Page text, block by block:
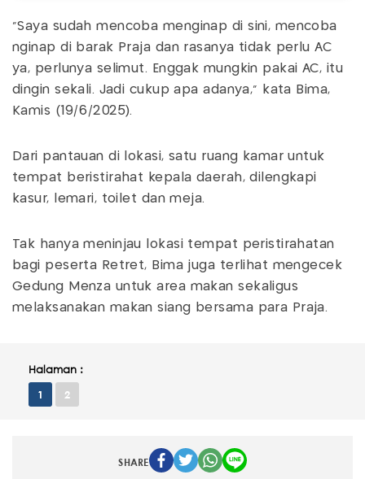
"Saya sudah mencoba menginap di sini, mencoba
nginap di barak Praja dan rasanya tidak perlu AC
ya, perlunya selimut. Enggak mungkin pakai AC, itu
dingin sekali. Jadi cukup apa adanya," kata Bima,
Kamis (19/6/2025).
Dari pantauan di lokasi, satu ruang kamar untuk
tempat beristirahat kepala daerah, dilengkapi
kasur, lemari, toilet dan meja.
Tak hanya meninjau lokasi tempat peristirahatan
bagi peserta Retret, Bima juga terlihat mengecek
Gedung Menza untuk area makan sekaligus
melaksanakan makan siang bersama para Praja.
Halaman :
1 2
SHARE